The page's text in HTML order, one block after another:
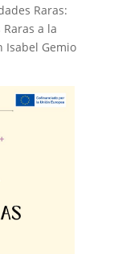
Raras:
a la
Isabel Gemio